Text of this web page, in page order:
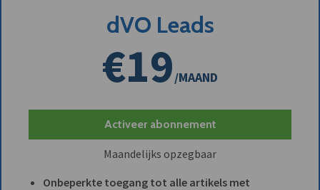
dVO Leads
€19/MAAND
Activeer abonnement
Maandelijks opzegbaar
Onbeperkte toegang tot alle artikels met